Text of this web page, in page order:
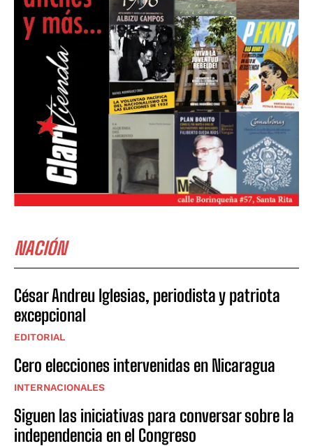
NACIÓN
César Andreu Iglesias, periodista y patriota
excepcional
EDITORIAL
Cero elecciones intervenidas en Nicaragua
INTERNACIONALES
Siguen las iniciativas para conversar sobre la
independencia en el Congreso